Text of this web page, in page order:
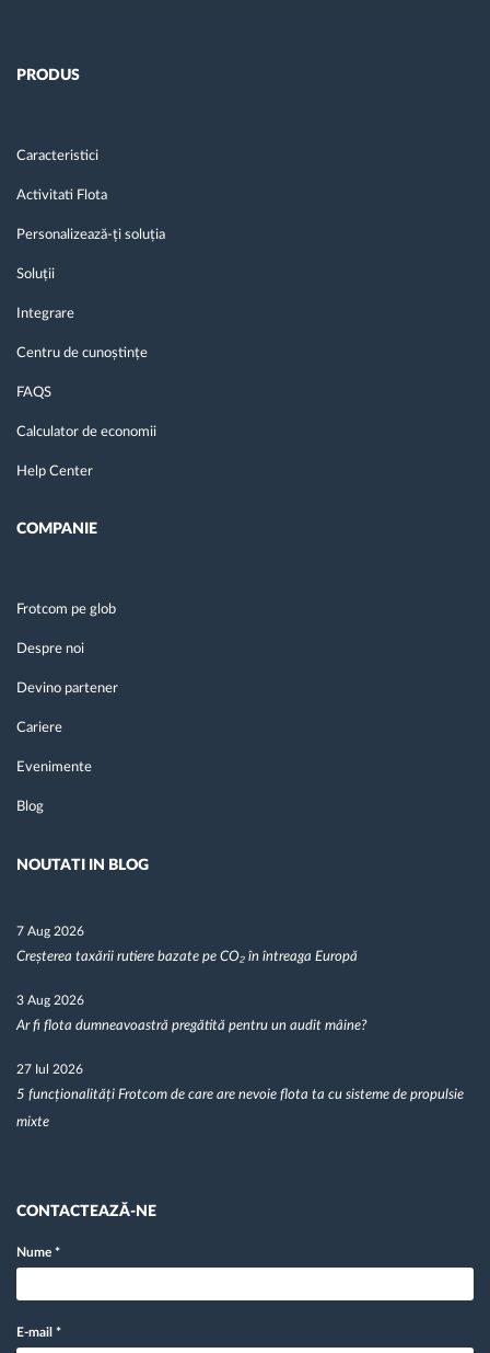
PRODUS
Caracteristici
Activitati Flota
Personalizează-ți soluția
Soluții
Integrare
Centru de cunoștințe
FAQS
Calculator de economii
Help Center
COMPANIE
Frotcom pe glob
Despre noi
Devino partener
Cariere
Evenimente
Blog
NOUTATI IN BLOG
7 Aug 2026
Creșterea taxării rutiere bazate pe CO₂ în întreaga Europă
3 Aug 2026
Ar fi flota dumneavoastră pregătită pentru un audit mâine?
27 Iul 2026
5 funcționalități Frotcom de care are nevoie flota ta cu sisteme de propulsie
mixte
CONTACTEAZĂ-NE
Nume *
E-mail *